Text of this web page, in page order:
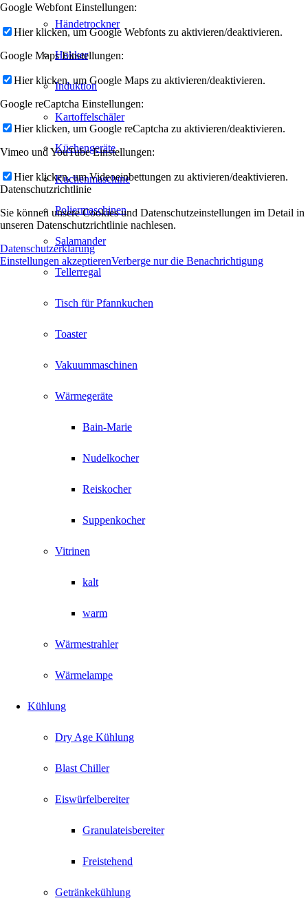
Händetrockner
Hokker
Induktion
Kartoffelschäler
Küchengeräte
Kuchenmaschine
Poliermaschinen
Salamander
Tellerregal
Tisch für Pfannkuchen
Toaster
Vakuummaschinen
Wärmegeräte
Bain-Marie
Nudelkocher
Reiskocher
Suppenkocher
Vitrinen
kalt
warm
Wärmestrahler
Wärmelampe
Kühlung
Dry Age Kühlung
Blast Chiller
Eiswürfelbereiter
Granulateisbereiter
Freistehend
Getränkekühlung
Google Webfont Einstellungen:
Hier klicken, um Google Webfonts zu aktivieren/deaktivieren.
Google Maps Einstellungen:
Hier klicken, um Google Maps zu aktivieren/deaktivieren.
Google reCaptcha Einstellungen:
Hier klicken, um Google reCaptcha zu aktivieren/deaktivieren.
Vimeo und YouTube Einstellungen:
Hier klicken, um Videoeinbettungen zu aktivieren/deaktivieren.
Datenschutzrichtlinie
Sie können unsere Cookies und Datenschutzeinstellungen im Detail in
unseren Datenschutzrichtlinie nachlesen.
Datenschutzerklärung
Einstellungen akzeptierenVerberge nur die Benachrichtigung